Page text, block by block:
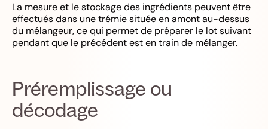
La mesure et le stockage des ingrédients peuvent être
effectués dans une trémie située en amont au-dessus
du mélangeur, ce qui permet de préparer le lot suivant
pendant que le précédent est en train de mélanger.
Préremplissage ou
décodage